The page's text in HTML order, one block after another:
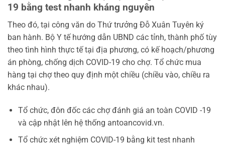
19 bằng test nhanh kháng nguyên
Theo đó, tại công văn do Thứ trưởng Đỗ Xuân Tuyên ký
ban hành. Bộ Y tế hướng dẫn UBND các tỉnh, thành phố tùy
theo tình hình thực tế tại địa phương, có kế hoạch/phương
án phòng, chống dịch COVID-19 cho chợ. Tổ chức mua
hàng tại chợ theo quy định một chiều (chiều vào, chiều ra
khác nhau).
Tổ chức, đôn đốc các chợ đánh giá an toàn COVID -19
và cập nhật lên hệ thống antoancovid.vn.
Tổ chức xét nghiệm COVID-19 bằng kit test nhanh